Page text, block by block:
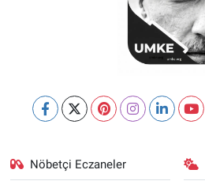
Nöbetçi Eczaneler